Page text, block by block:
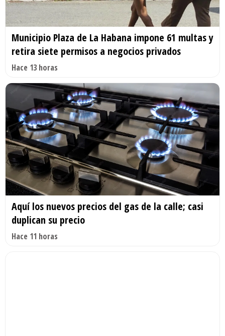
Municipio Plaza de La Habana impone 61 multas y
retira siete permisos a negocios privados
Hace 13 horas
Aquí los nuevos precios del gas de la calle; casi
duplican su precio
Hace 11 horas